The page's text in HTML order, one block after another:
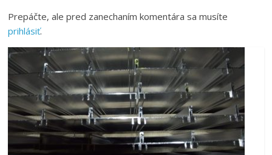
Prepáčte, ale pred zanechaním komentára sa musíte
prihlásiť.